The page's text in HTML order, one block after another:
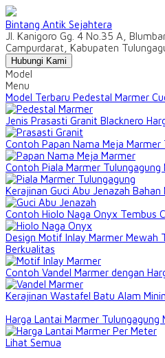
Bintang Antik Sejahtera
Jl. Kanigoro Gg. 4 No.35 A,
Campurdarat, Kabupaten
Hubungi Kami
Model
Menu
Model Terbaru Pedestal Marmer
Jenis Prasasti Granit Blacknero
Contoh Papan Nama Meja Marmer
Contoh Piala Marmer
Kerajinan Guci Abu Jenazah
Contoh Hiolo Naga Onyx Tembus
Design Motif Inlay Marmer Mewah
Berkualitas
Contoh Vandel Marmer dengan
Kerajinan Wastafel Batu Alam
Harga Lantai Marmer Tulungagung
Lihat Semua